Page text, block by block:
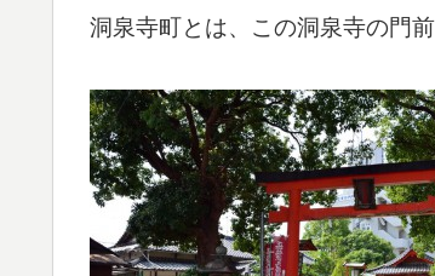
洞泉寺町とは、この洞泉寺の門前